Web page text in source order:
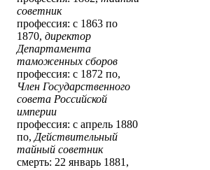
советник
профессия: с 1863 по
1870, директор
Департамента
таможенных сборов
профессия: с 1872 по,
Член Государственного
совета Российской
империи
профессия: с апрель 1880
по, Действительный
тайный советник
смерть: 22 январь 1881,